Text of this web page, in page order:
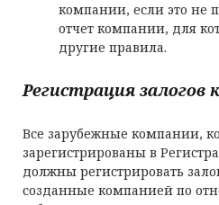
компании, если это не
отчет компании, для
другие правила.
Регистрация залогов
Все зарубежные компании,
зарегистрированы в
должны регистрировать
созданные компанией по